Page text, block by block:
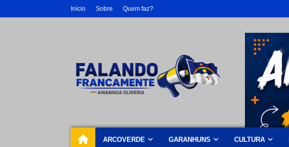
Início Sobre Quem faz?
ARCOVERDE GARANHUNS CULTURA